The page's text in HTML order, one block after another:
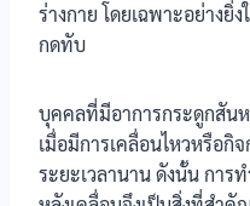
ร่างกาย โดยเฉพาะอย่าง
กดทับ
บุคคลที่มีอาการกระดูกสัน
เมื่อมีการเคลื่อนไหวหรือกิ
ระยะเวลานาน ดังนั้น การ